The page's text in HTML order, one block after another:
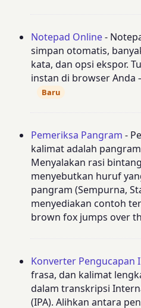
Notepad Online-
simpan otomatis,
kata, dan opsi ekspor.
instan di browser
Baru
Pemeriksa Pangram -
kalimat adalah
Menyalakan rasi
menyebutkan huruf
pangram (Sempurna,
menyediakan contoh
brown fox jumps over
Konverter Pengucapan
frasa, dan kalimat
dalam transkripsi
(IPA). Alihkan antara